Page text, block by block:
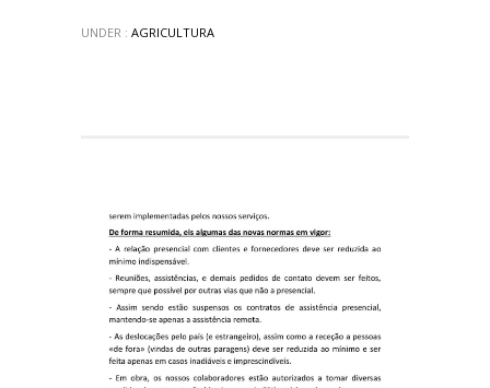
UNDER : AGRICULTURA